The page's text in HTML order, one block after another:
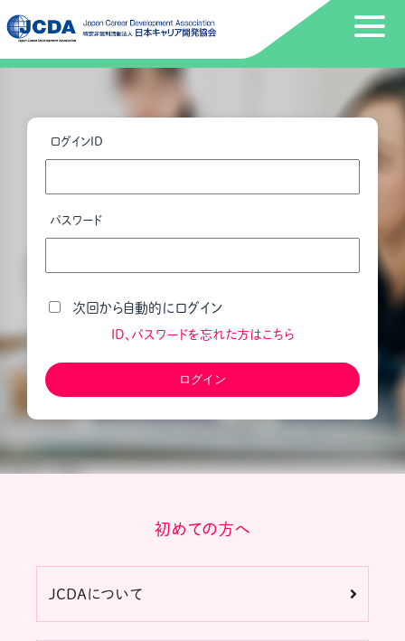
ログインID
パスワード
次回から自動的にログイン
ID、パスワードを忘れた方はこちら
初めての方へ
JCDAについて